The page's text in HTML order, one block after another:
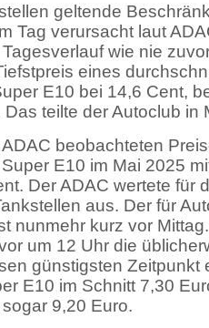
geltende
Tag verursacht laut
wie nie
eines
E10 bei 14,6 Cent,
Das teilte der Autoclub
beobachteten
E10 im Mai 2025
Der ADAC wertete für
aus. Der für
nunmehr kurz vor
um 12 Uhr die
günstigsten Zeitpunkt
E10 im Schnitt 7,30
9,20 Euro.